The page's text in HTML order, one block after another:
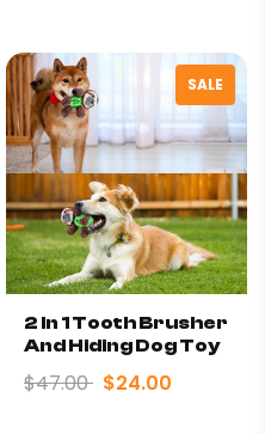
SALE
2 In 1 Tooth Brusher
And Hiding Dog Toy
$47.00 $24.00